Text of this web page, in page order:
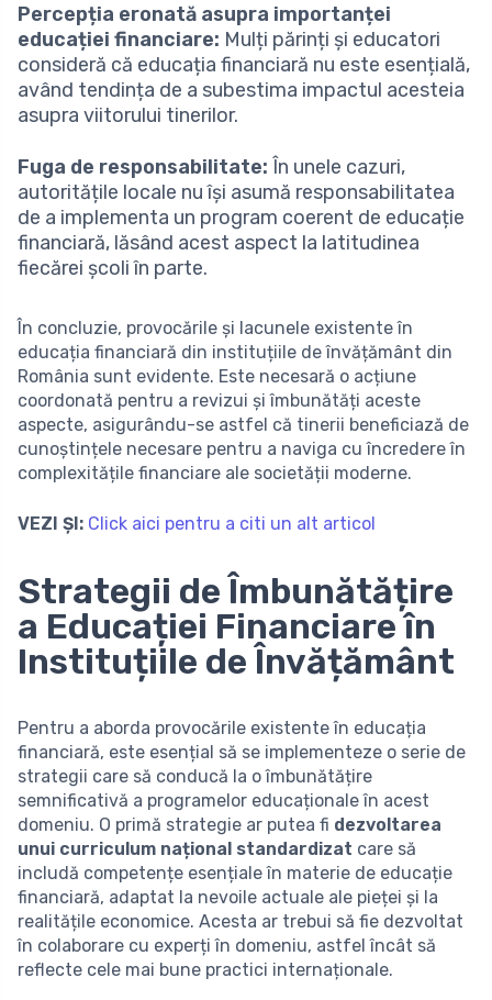
Percepția eronată asupra importanței
educației financiare: Mulți părinți și educatori
consideră că educația financiară nu este esențială,
având tendința de a subestima impactul acesteia
asupra viitorului tinerilor.
Fuga de responsabilitate: În unele cazuri,
autoritățile locale nu își asumă responsabilitatea
de a implementa un program coerent de educație
financiară, lăsând acest aspect la latitudinea
fiecărei școli în parte.
În concluzie, provocările și lacunele existente în
educația financiară din instituțiile de învățământ din
România sunt evidente. Este necesară o acțiune
coordonată pentru a revizui și îmbunătăți aceste
aspecte, asigurându-se astfel că tinerii beneficiază de
cunoștințele necesare pentru a naviga cu încredere în
complexitățile financiare ale societății moderne.
VEZI ȘI: Click aici pentru a citi un alt articol
Strategii de Îmbunătățire
a Educației Financiare în
Instituțiile de Învățământ
Pentru a aborda provocările existente în educația
financiară, este esențial să se implementeze o serie de
strategii care să conducă la o îmbunătățire
semnificativă a programelor educaționale în acest
domeniu. O primă strategie ar putea fi dezvoltarea
unui curriculum național standardizat care să
includă competențe esențiale în materie de educație
financiară, adaptat la nevoile actuale ale pieței și la
realitățile economice. Acesta ar trebui să fie dezvoltat
în colaborare cu experți în domeniu, astfel încât să
reflecte cele mai bune practici internaționale.